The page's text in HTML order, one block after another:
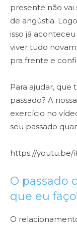
presente não
de angústia.
isso já
viver tudo
pra frente e
Para ajudar, que
passado? A
exercício no
seu passado
https://youtu.be/
O passado
que eu
O